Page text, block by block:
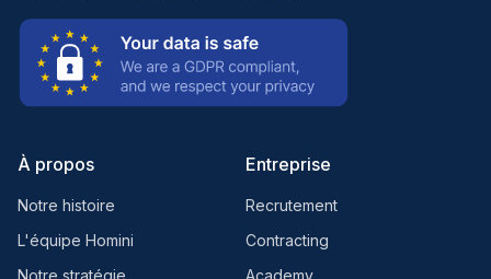
À propos
Notre histoire
L'équipe Homini
Notre stratégie
Entreprise
Recrutement
Contracting
Academy